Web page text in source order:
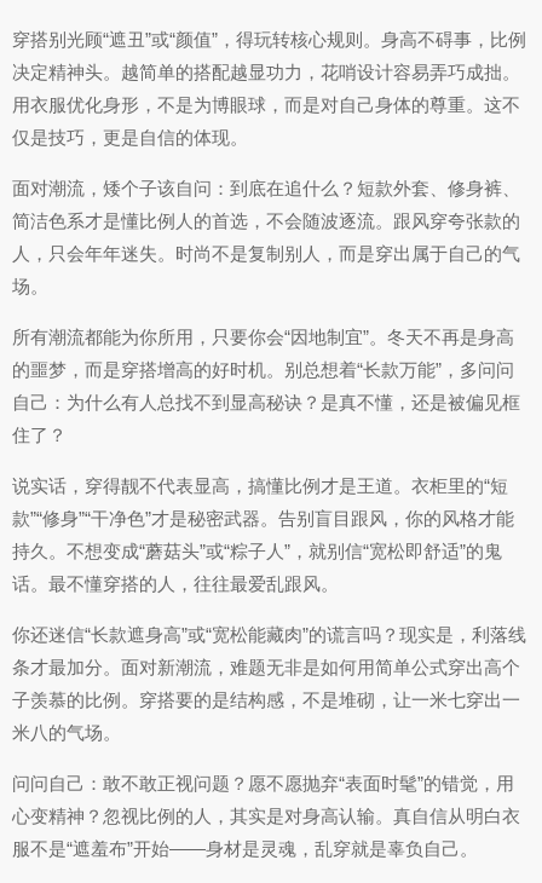
穿搭别光顾“遮丑”或“颜值”，得玩转核心规则。身高不碍事，比例
决定精神头。越简单的搭配越显功力，花哨设计容易弄巧成拙。
用衣服优化身形，不是为博眼球，而是对自己身体的尊重。这不
仅是技巧，更是自信的体现。
面对潮流，矮个子该自问：到底在追什么？短款外套、修身裤、
简洁色系才是懂比例人的首选，不会随波逐流。跟风穿夸张款的
人，只会年年迷失。时尚不是复制别人，而是穿出属于自己的气
场。
所有潮流都能为你所用，只要你会“因地制宜”。冬天不再是身高
的噩梦，而是穿搭增高的好时机。别总想着“长款万能”，多问问
自己：为什么有人总找不到显高秘诀？是真不懂，还是被偏见框
住了？
说实话，穿得靓不代表显高，搞懂比例才是王道。衣柜里的“短
款”“修身”“干净色”才是秘密武器。告别盲目跟风，你的风格才能
持久。不想变成“蘑菇头”或“粽子人”，就别信“宽松即舒适”的鬼
话。最不懂穿搭的人，往往最爱乱跟风。
你还迷信“长款遮身高”或“宽松能藏肉”的谎言吗？现实是，利落线
条才最加分。面对新潮流，难题无非是如何用简单公式穿出高个
子羡慕的比例。穿搭要的是结构感，不是堆砌，让一米七穿出一
米八的气场。
问问自己：敢不敢正视问题？愿不愿抛弃“表面时髦”的错觉，用
心变精神？忽视比例的人，其实是对身高认输。真自信从明白衣
服不是“遮羞布”开始——身材是灵魂，乱穿就是辜负自己。